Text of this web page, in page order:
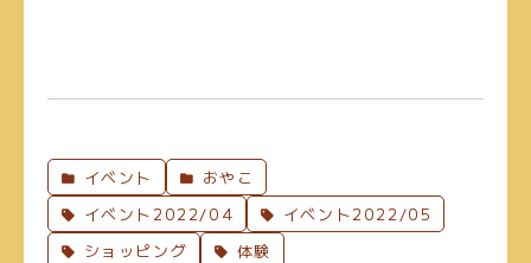
イベント
おやこ
イベント2022/04
イベント2022/05
ショッピング
体験